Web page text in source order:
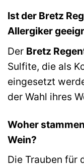
Ist der Bretz
Allergiker
Der Bretz
Sulfite, die als
eingesetzt
der Wahl ihres
Woher
Wein?
Die Trauben für